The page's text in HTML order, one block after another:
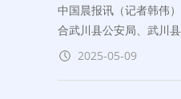
中国晨报讯（记者韩伟
合武川县公安局、武川
2025-05-09